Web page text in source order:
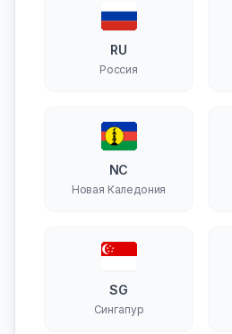
RU
Россия
NC
Новая Каледония
SG
Сингапур